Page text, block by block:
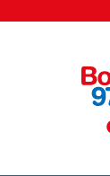
Menú